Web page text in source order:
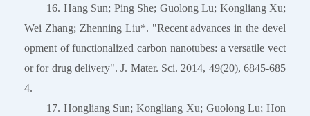
16. Hang Sun; Ping She; Guolong Lu; Kongliang Xu;
Wei Zhang; Zhenning Liu*. "Recent advances in the devel
opment of functionalized carbon nanotubes: a versatile vect
or for drug delivery". J. Mater. Sci. 2014, 49(20), 6845-685
4.
17. Hongliang Sun; Kongliang Xu; Guolong Lu; Hon